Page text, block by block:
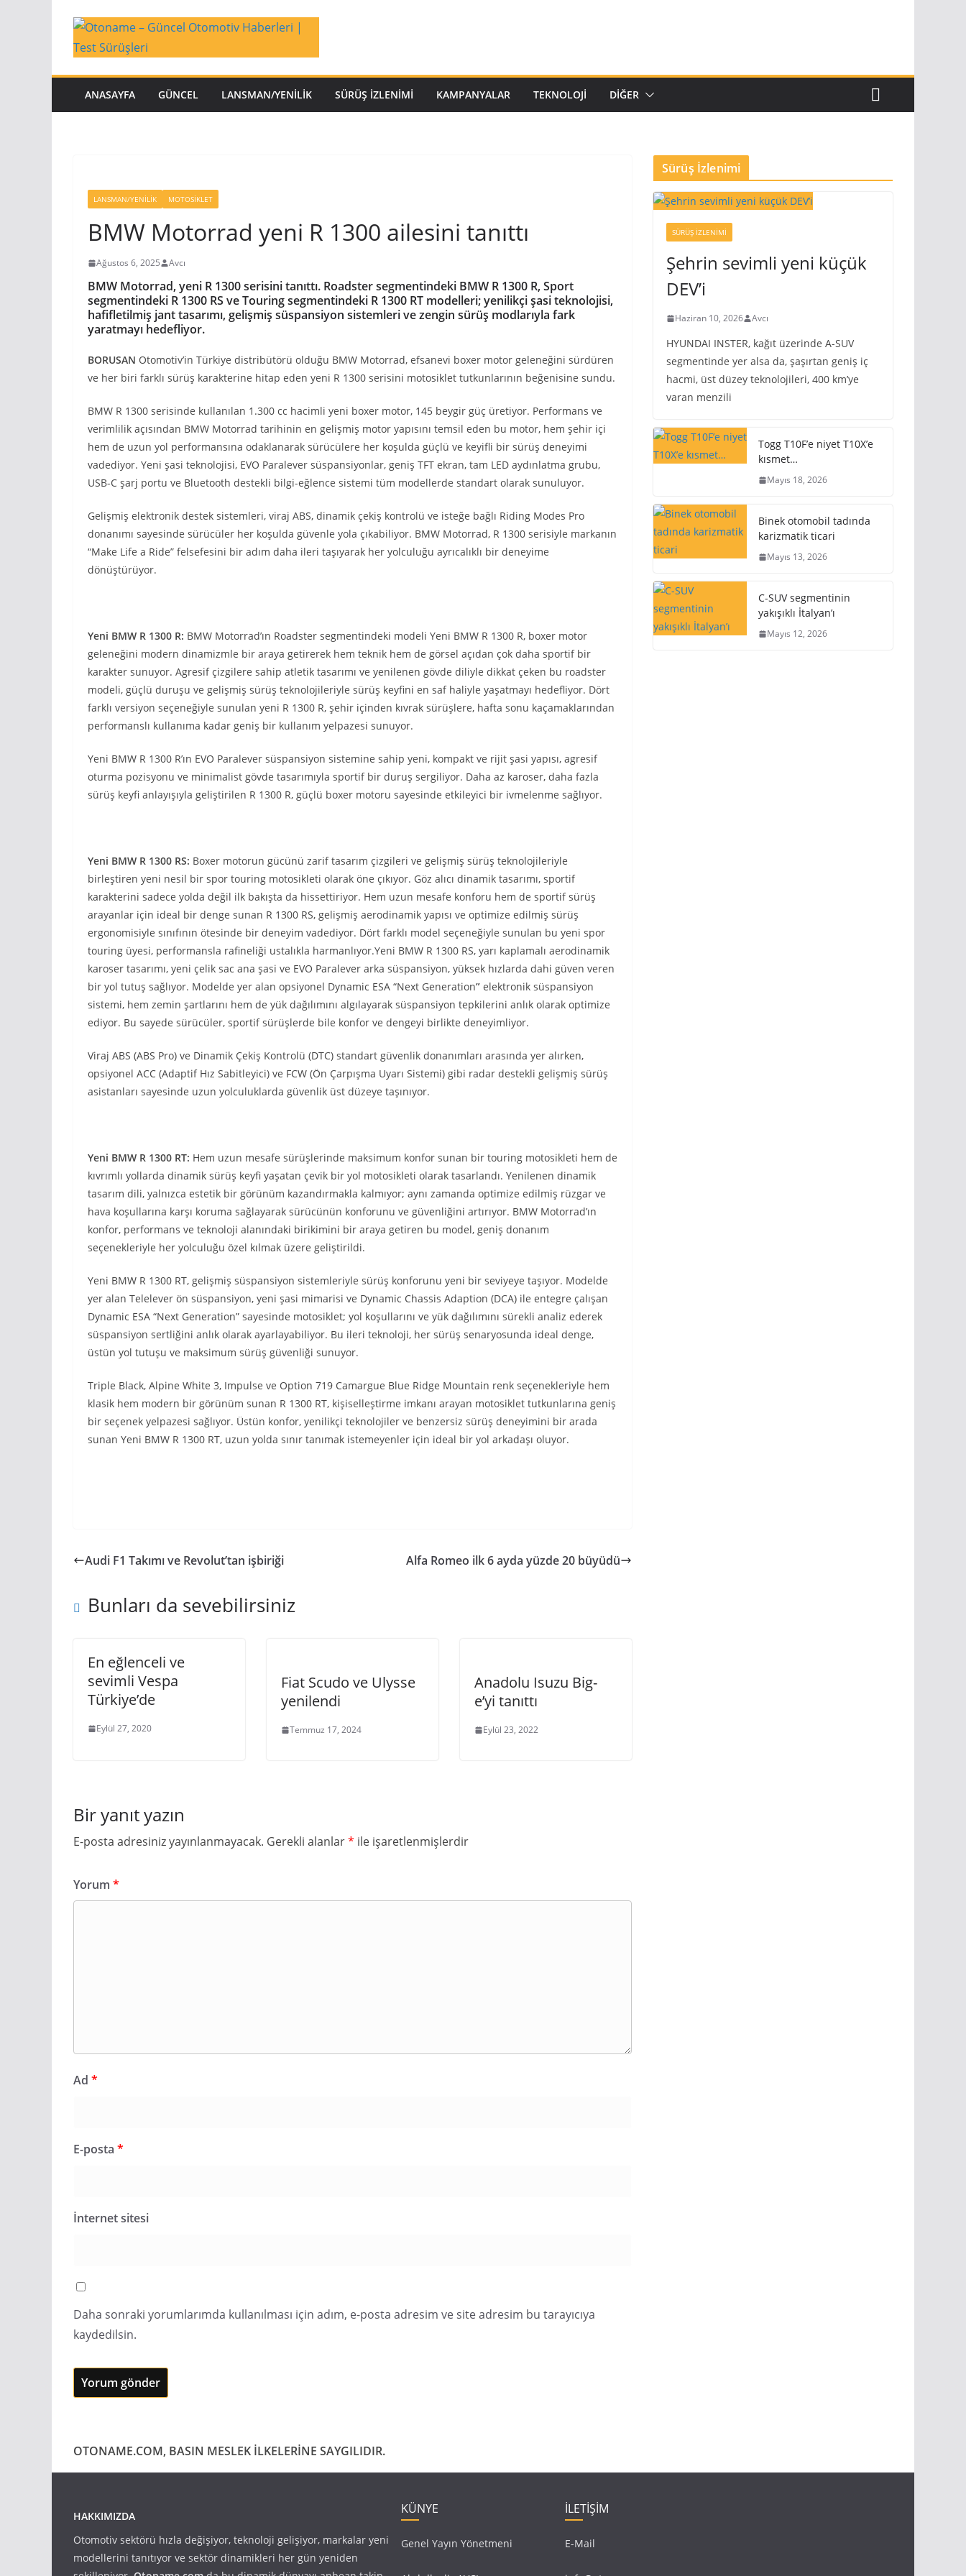
content
ANASAYFA GÜNCEL LANSMAN/YENILIK SÜRÜŞ İZLENIMI KAMPANYALAR TEKNOLOJI DİĞER
LANSMAN/YENILIK MOTOSIKLET
BMW Motorrad yeni R 1300 ailesini tanıttı
Ağustos 6, 2025 Avcı
BMW Motorrad, yeni R 1300 serisini tanıttı. Roadster segmentindeki BMW R 1300 R, Sport
segmentindeki R 1300 RS ve Touring segmentindeki R 1300 RT modelleri; yenilikçi şasi teknolojisi,
hafifletilmiş jant tasarımı, gelişmiş süspansiyon sistemleri ve zengin sürüş modlarıyla fark
yaratmayı hedefliyor.
BORUSAN Otomotiv’in Türkiye distribütörü olduğu BMW Motorrad, efsanevi boxer motor geleneğini sürdüren
ve her biri farklı sürüş karakterine hitap eden yeni R 1300 serisini motosiklet tutkunlarının beğenisine sundu.
BMW R 1300 serisinde kullanılan 1.300 cc hacimli yeni boxer motor, 145 beygir güç üretiyor. Performans ve
verimlilik açısından BMW Motorrad tarihinin en gelişmiş motor yapısını temsil eden bu motor, hem şehir içi
hem de uzun yol performansına odaklanarak sürücülere her koşulda güçlü ve keyifli bir sürüş deneyimi
vadediyor. Yeni şasi teknolojisi, EVO Paralever süspansiyonlar, geniş TFT ekran, tam LED aydınlatma grubu,
USB-C şarj portu ve Bluetooth destekli bilgi-eğlence sistemi tüm modellerde standart olarak sunuluyor.
Gelişmiş elektronik destek sistemleri, viraj ABS, dinamik çekiş kontrolü ve isteğe bağlı Riding Modes Pro
donanımı sayesinde sürücüler her koşulda güvenle yola çıkabiliyor. BMW Motorrad, R 1300 serisiyle markanın
“Make Life a Ride” felsefesini bir adım daha ileri taşıyarak her yolculuğu ayrıcalıklı bir deneyime
dönüştürüyor.
Yeni BMW R 1300 R: BMW Motorrad’ın Roadster segmentindeki modeli Yeni BMW R 1300 R, boxer motor
geleneğini modern dinamizmle bir araya getirerek hem teknik hem de görsel açıdan çok daha sportif bir
karakter sunuyor. Agresif çizgilere sahip atletik tasarımı ve yenilenen gövde diliyle dikkat çeken bu roadster
modeli, güçlü duruşu ve gelişmiş sürüş teknolojileriyle sürüş keyfini en saf haliyle yaşatmayı hedefliyor. Dört
farklı versiyon seçeneğiyle sunulan yeni R 1300 R, şehir içinden kıvrak sürüşlere, hafta sonu kaçamaklarından
performanslı kullanıma kadar geniş bir kullanım yelpazesi sunuyor.
Yeni BMW R 1300 R’ın EVO Paralever süspansiyon sistemine sahip yeni, kompakt ve rijit şasi yapısı, agresif
oturma pozisyonu ve minimalist gövde tasarımıyla sportif bir duruş sergiliyor. Daha az karoser, daha fazla
sürüş keyfi anlayışıyla geliştirilen R 1300 R, güçlü boxer motoru sayesinde etkileyici bir ivmelenme sağlıyor.
Yeni BMW R 1300 RS: Boxer motorun gücünü zarif tasarım çizgileri ve gelişmiş sürüş teknolojileriyle
birleştiren yeni nesil bir spor touring motosikleti olarak öne çıkıyor. Göz alıcı dinamik tasarımı, sportif
karakterini sadece yolda değil ilk bakışta da hissettiriyor. Hem uzun mesafe konforu hem de sportif sürüş
arayanlar için ideal bir denge sunan R 1300 RS, gelişmiş aerodinamik yapısı ve optimize edilmiş sürüş
ergonomisiyle sınıfının ötesinde bir deneyim vadediyor. Dört farklı model seçeneğiyle sunulan bu yeni spor
touring üyesi, performansla rafineliği ustalıkla harmanlıyor.Yeni BMW R 1300 RS, yarı kaplamalı aerodinamik
karoser tasarımı, yeni çelik sac ana şasi ve EVO Paralever arka süspansiyon, yüksek hızlarda dahi güven veren
bir yol tutuş sağlıyor. Modelde yer alan opsiyonel Dynamic ESA “Next Generation” elektronik süspansiyon
sistemi, hem zemin şartlarını hem de yük dağılımını algılayarak süspansiyon tepkilerini anlık olarak optimize
ediyor. Bu sayede sürücüler, sportif sürüşlerde bile konfor ve dengeyi birlikte deneyimliyor.
Viraj ABS (ABS Pro) ve Dinamik Çekiş Kontrolü (DTC) standart güvenlik donanımları arasında yer alırken,
opsiyonel ACC (Adaptif Hız Sabitleyici) ve FCW (Ön Çarpışma Uyarı Sistemi) gibi radar destekli gelişmiş sürüş
asistanları sayesinde uzun yolculuklarda güvenlik üst düzeye taşınıyor.
Yeni BMW R 1300 RT: Hem uzun mesafe sürüşlerinde maksimum konfor sunan bir touring motosikleti hem de
kıvrımlı yollarda dinamik sürüş keyfi yaşatan çevik bir yol motosikleti olarak tasarlandı. Yenilenen dinamik
tasarım dili, yalnızca estetik bir görünüm kazandırmakla kalmıyor; aynı zamanda optimize edilmiş rüzgar ve
hava koşullarına karşı koruma sağlayarak sürücünün konforunu ve güvenliğini artırıyor. BMW Motorrad’ın
konfor, performans ve teknoloji alanındaki birikimini bir araya getiren bu model, geniş donanım
seçenekleriyle her yolculuğu özel kılmak üzere geliştirildi.
Yeni BMW R 1300 RT, gelişmiş süspansiyon sistemleriyle sürüş konforunu yeni bir seviyeye taşıyor. Modelde
yer alan Telelever ön süspansiyon, yeni şasi mimarisi ve Dynamic Chassis Adaption (DCA) ile entegre çalışan
Dynamic ESA “Next Generation” sayesinde motosiklet; yol koşullarını ve yük dağılımını sürekli analiz ederek
süspansiyon sertliğini anlık olarak ayarlayabiliyor. Bu ileri teknoloji, her sürüş senaryosunda ideal denge,
üstün yol tutuşu ve maksimum sürüş güvenliği sunuyor.
Triple Black, Alpine White 3, Impulse ve Option 719 Camargue Blue Ridge Mountain renk seçenekleriyle hem
klasik hem modern bir görünüm sunan R 1300 RT, kişiselleştirme imkanı arayan motosiklet tutkunlarına geniş
bir seçenek yelpazesi sağlıyor. Üstün konfor, yenilikçi teknolojiler ve benzersiz sürüş deneyimini bir arada
sunan Yeni BMW R 1300 RT, uzun yolda sınır tanımak istemeyenler için ideal bir yol arkadaşı oluyor.
Audi F1 Takımı ve Revolut’tan işbiriği Alfa Romeo ilk 6 ayda yüzde 20 büyüdü
Bunları da sevebilirsiniz
En eğlenceli ve
sevimli Vespa
Türkiye’de
Eylül 27, 2020
Fiat Scudo ve Ulysse
yenilendi
Temmuz 17, 2024
Anadolu Isuzu Big-
e’yi tanıttı
Eylül 23, 2022
Bir yanıt yazın
E-posta adresiniz yayınlanmayacak. Gerekli alanlar* ile işaretlenmişlerdir
Yorum *
Ad *
E-posta *
İnternet sitesi
Daha sonraki yorumlarımda kullanılması için adım, e-posta adresim ve site adresim bu tarayıcıya
kaydedilsin.
Sürüş İzlenimi
SÜRÜŞ İZLENIMI
Şehrin sevimli yeni küçük
DEV’i
Haziran 10, 2026 Avcı
HYUNDAI INSTER, kağıt üzerinde A-SUV
segmentinde yer alsa da, şaşırtan geniş iç
hacmi, üst düzey teknolojileri, 400 km’ye
varan menzili
Togg T10F’e niyet T10X’e
kısmet…
Mayıs 18, 2026
Binek otomobil tadında
karizmatik ticari
Mayıs 13, 2026
C-SUV segmentinin
yakışıklı İtalyan’ı
Mayıs 12, 2026
OTONAME.COM, BASIN MESLEK İLKELERİNE SAYGILIDIR.
HAKKIMIZDA
Otomotiv sektörü hızla değişiyor, teknoloji gelişiyor, markalar yeni
modellerini tanıtıyor ve sektör dinamikleri her gün yeniden
KÜNYE
Genel Yayın Yönetmeni
İLETİŞİM
E-Mail